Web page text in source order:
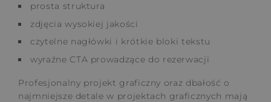
prosta struktura
zdjęcia wysokiej jakości
czytelne nagłówki i krótkie bloki tekstu
wyraźne CTA prowadzące do rezerwacji
Profesjonalny projekt graficzny oraz dbałość o
najmniejsze detale w projektach graficznych mają